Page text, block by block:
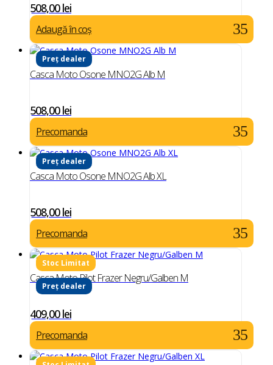
508,00lei
Adaugă în coș
Preț dealer
Casca Moto Osone MNO2G Alb M
508,00lei
Precomanda
Preț dealer
Casca Moto Osone MNO2G Alb XL
508,00lei
Precomanda
Preț dealer
Casca Moto Pilot Frazer Negru/Galben M
409,00lei
Precomanda